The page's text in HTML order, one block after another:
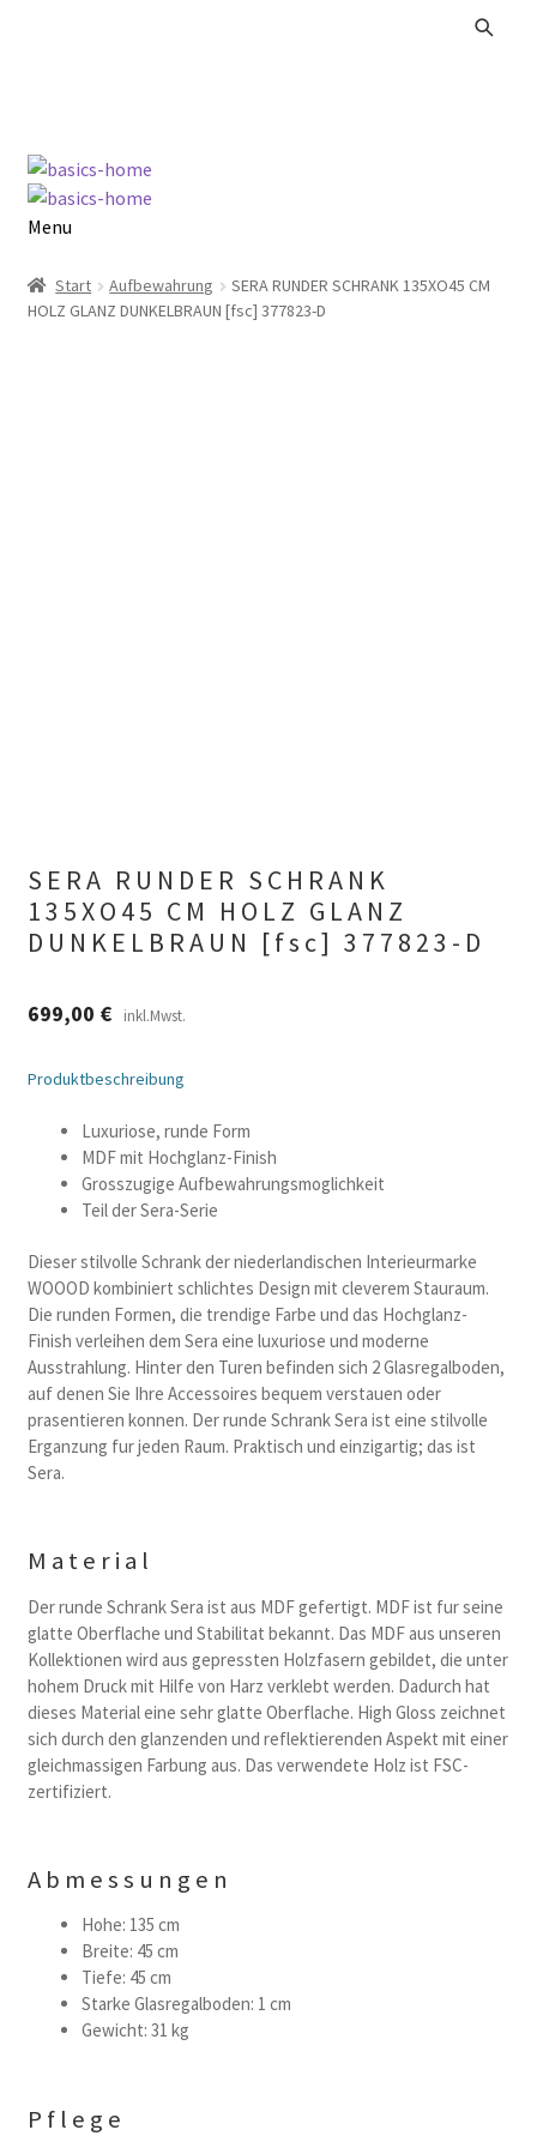
Zur
Navigation
springen
Zum
Inhalt
springen
Menu
Alle Produkte
Start Aufbewahrung
SERA RUNDER SCHRANK 135XO45 CM
HOLZ GLANZ DUNKELBRAUN [fsc] 377823-D
SERA RUNDER SCHRANK
135XO45 CM HOLZ GLANZ
DUNKELBRAUN [fsc] 377823-D
699,00 € inkl.Mwst.
Produktbeschreibung
Luxuriose, runde Form
MDF mit Hochglanz-Finish
Grosszugige Aufbewahrungsmoglichkeit
Teil der Sera-Serie
Dieser stilvolle Schrank der niederlandischen Interieurmarke
WOOOD kombiniert schlichtes Design mit cleverem Stauraum.
Die runden Formen, die trendige Farbe und das Hochglanz-
Finish verleihen dem Sera eine luxuriose und moderne
Ausstrahlung. Hinter den Turen befinden sich 2 Glasregalboden,
auf denen Sie Ihre Accessoires bequem verstauen oder
prasentieren konnen. Der runde Schrank Sera ist eine stilvolle
Erganzung fur jeden Raum. Praktisch und einzigartig; das ist
Sera.
Material
Der runde Schrank Sera ist aus MDF gefertigt. MDF ist fur seine
glatte Oberflache und Stabilitat bekannt. Das MDF aus unseren
Kollektionen wird aus gepressten Holzfasern gebildet, die unter
hohem Druck mit Hilfe von Harz verklebt werden. Dadurch hat
dieses Material eine sehr glatte Oberflache. High Gloss zeichnet
sich durch den glanzenden und reflektierenden Aspekt mit einer
gleichmassigen Farbung aus. Das verwendete Holz ist FSC-
zertifiziert.
Abmessungen
Hohe: 135 cm
Breite: 45 cm
Tiefe: 45 cm
Starke Glasregalboden: 1 cm
Gewicht: 31 kg
Pflege